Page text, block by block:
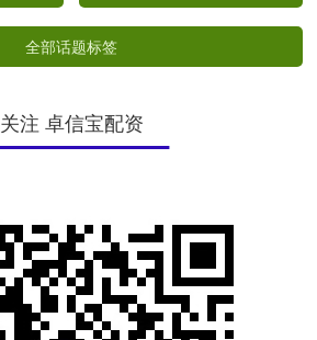
全部话题标签
关注 卓信宝配资